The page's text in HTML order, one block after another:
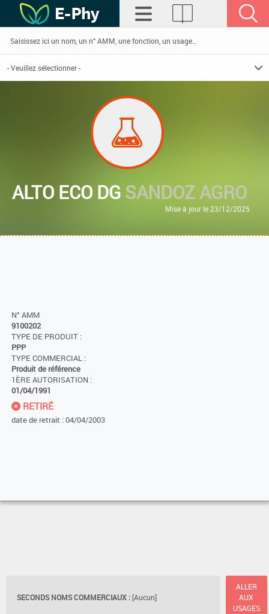
ALTO ECO DGSANDOZ AGRO
Mise à jour le 23/12/2025
N° AMM
9100202
TYPE DE PRODUIT :
PPP
TYPE COMMERCIAL :
Produit de référence
1ÈRE AUTORISATION :
01/04/1991
RETIRÉ
date de retrait : 04/04/2003
SECONDS NOMS COMMERCIAUX : [Aucun]
ALLER
AUX
USAGES